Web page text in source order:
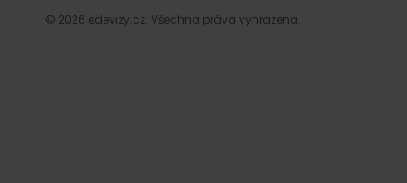
© 2026 edevizy.cz. Všechna práva vyhrazena.